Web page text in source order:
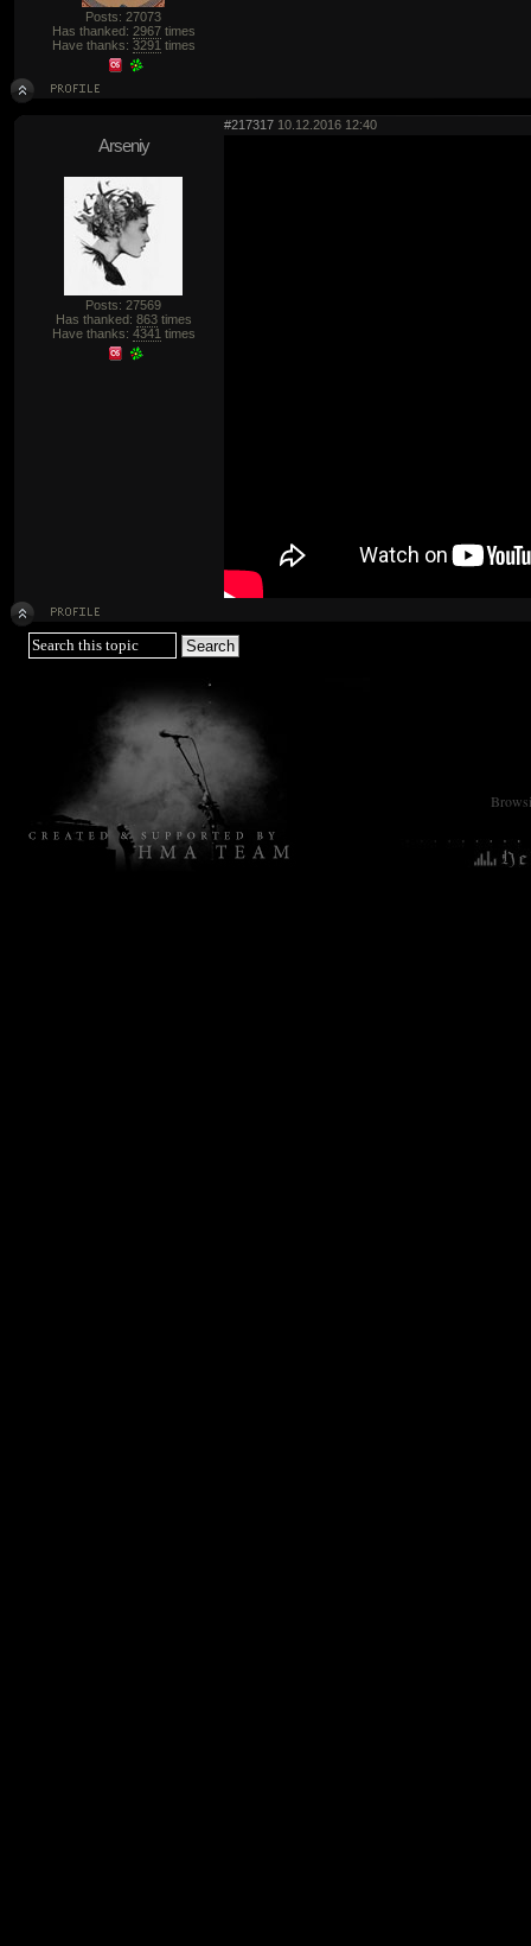
Posts: 27073
Has thanked: 2967times
Have thanks: 3291 times
#217317 10.12.2016 12:40
Arseniy
Posts: 27569
Has thanked: 863times
Have thanks: 4341 times